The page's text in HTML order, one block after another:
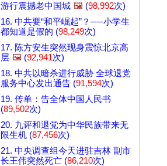
游行震撼老中国城 🖼️ (98,992次)
16. 中共要“和平崛起”？──小学生
都知道是假的 (98,249次)
17. 陈方安生突然现身震惊北京高
层 🖼️ (92,941次)
18. 中共以暗杀进行威胁 全球退党
服务中心发出通告 (91,594次)
19. 传单：告全体中国人民书
(89,502次)
20. 九评和退党为中华民族带来无
限生机 (87,456次)
21. 中央调查组今天进驻吉林 副市
长王伟突然死亡 (86,210次)